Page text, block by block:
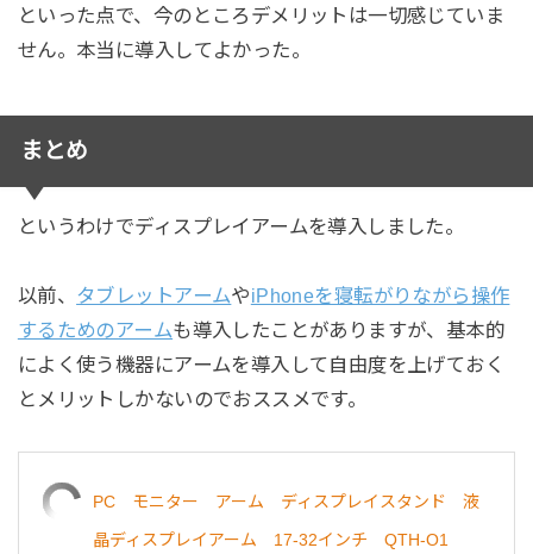
といった点で、今のところデメリットは一切感じていま
せん。本当に導入してよかった。
まとめ
というわけでディスプレイアームを導入しました。
以前、 タブレットアームやiPhoneを寝転がりながら操作
するためのアームも導入したことがありますが、基本的
によく使う機器にアームを導入して自由度を上げておく
とメリットしかないのでおススメです。
PC モニター アーム ディスプレイスタンド 液
晶ディスプレイアーム 17-32インチ QTH-O1